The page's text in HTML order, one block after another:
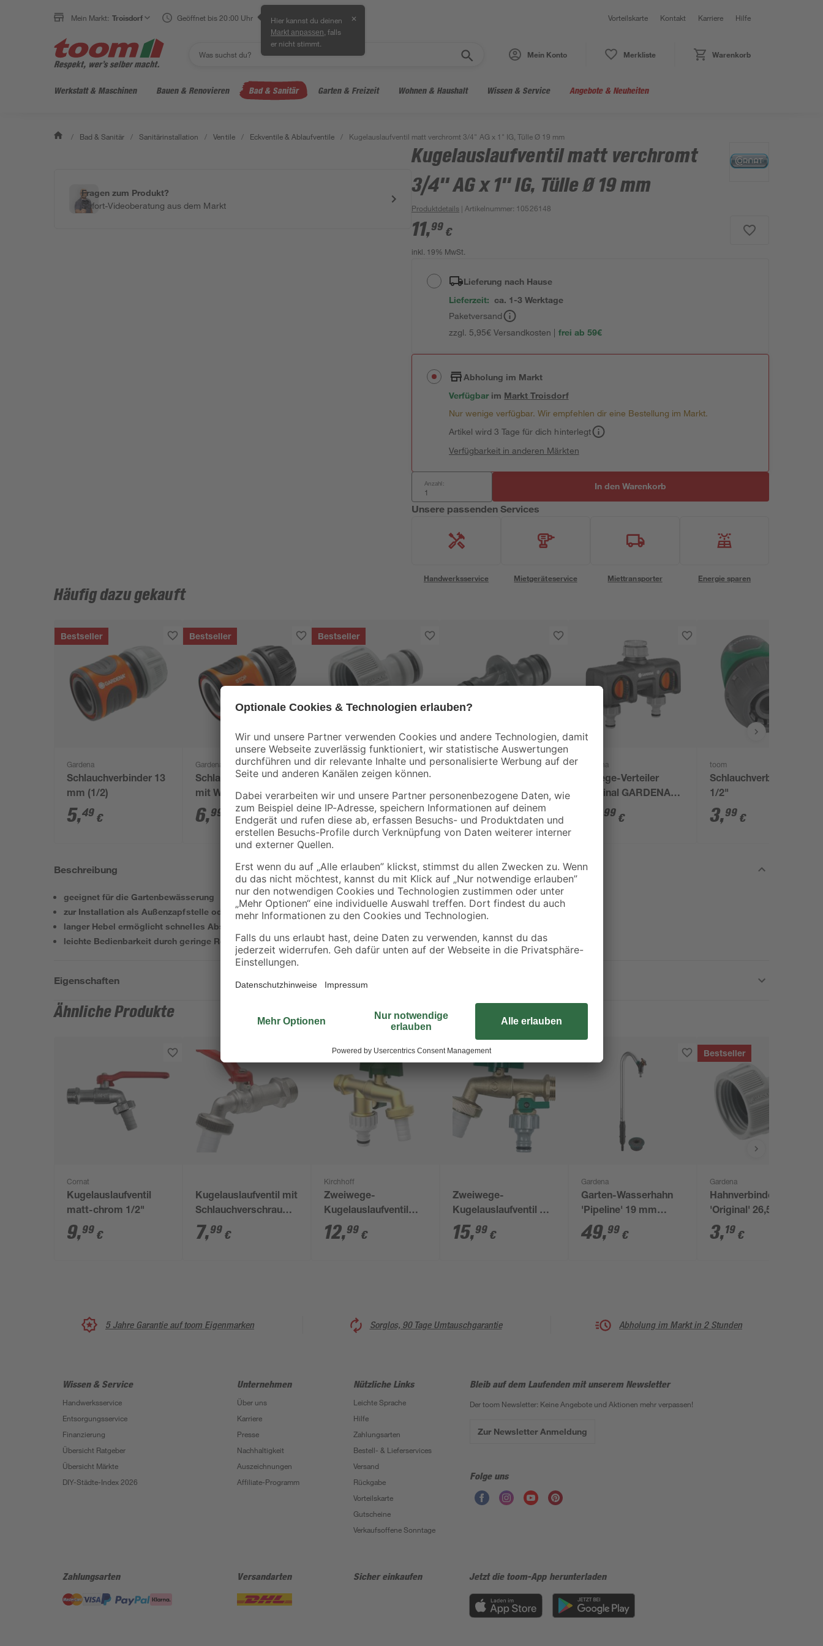
Mein Markt: Troisdorf Geöffnet bis 20:00 Uhr Hier kannst du deinen
Markt anpassen , falls
er nicht stimmt.
✕ Vorteilskarte Kontakt Karriere Hilfe
Mein Konto Merkliste Warenkorb
Werkstatt & Maschinen Bauen & Renovieren Bad & Sanitär Garten & Freizeit Wohnen & Haushalt Wissen & Service Angebote & Neuheiten
/ Bad & Sanitär / Sanitärinstallation / Ventile / Eckventile & Ablaufventile / Kugelauslaufventil matt verchromt 3/4" AG x 1" IG, Tülle Ø 19 mm
Fragen zum Produkt?
Sofort-Videoberatung aus dem Markt
Kugelauslaufventil matt verchromt
3/4" AG x 1" IG, Tülle Ø 19 mm
Produktdetails | Artikelnummer: 10526148
11,99 €
inkl. 19% MwSt.
Lieferung nach Hause
Lieferzeit: ca. 1-3 Werktage
Paketversand
zzgl. 5,95€ Versandkosten | frei ab 59€
Abholung im Markt
Verfügbar im MarktTroisdorf
Nur wenige verfügbar. Wir empfehlen dir eine Bestellung im Markt.
Artikel wird 3 Tage für dich hinterlegt
Verfügbarkeit in anderen Märkten
Anzahl: In den Warenkorb
Unsere passenden Services
Handwerksservice Mietgeräteservice Miettransporter Energie sparen
Häufig dazu gekauft
Bestseller
Gardena
Schlauchverbinder 13
mm (1/2)
5,49 €
Bestseller
Gardena
Schlauchverbinder
mit Wasserstopp 13
mm (1/2")
6,99
Bestseller
Gardena
Hahnverbinder
'Original' 26,5 mm
(3/4") grau
3,19 €
Gardena
mm (1/2")
3,29€
Gardena
2-Wege-Verteiler
'Original GARDENA
System'
99 €
toom
Schlauchverbinder
1/2"
3,99 €
Beschreibung
geeignet für die Gartenbewässerung
zur Installation als Außenzapfstelle oder an Regentonnen
langer Hebel ermöglicht schnelles Absperren des Wasserzulaufs
leichte Bedienbarkeit durch geringe Reibung beim Öffnen und Schließen
Eigenschaften
Ähnliche Produkte
Cornat
Kugelauslaufventil
matt-chrom 1/2"
9,99 €
Kugelauslaufventil mit
Schlauchverschraubung
Messing 1/2"
7,99 €
Kirchhoff
Zweiwege-
Kugelauslaufventil
Messing 1/2" AG x
3/4" AG x 3/4" AG
12,99 €
Zweiwege-
Kugelauslaufventil mit
Schlauchverschraubung
Messing 3/4"
15,99 €
Gardena
Garten-Wasserhahn
'Pipeline' 19 mm
(3/4") Aluminium
49,99 €
Bestseller
Gardena
Hahnverbinder
'Original' 26,5 mm
(3/4") grau
3,19 €
5 Jahre Garantie auf toom Eigenmarken Sorglos, 90 Tage Umtauschgarantie Abholung im Markt in 2 Stunden
Wissen & Service
Handwerksservice
Entsorgungsservice
Finanzierung
Übersicht Ratgeber
Übersicht Märkte
DIY-Städte-Index 2026
Unternehmen
Über uns
Karriere
Presse
Nachhaltigkeit
Auszeichnungen
Affiliate-Programm
Nützliche Links
Leichte Sprache
Hilfe
Zahlungsarten
Bestell- & Lieferservices
Versand
Rückgabe
Vorteilskarte
Gutscheine
Verkaufsoffene Sonntage
Bleib auf dem Laufenden mit unserem Newsletter
Der toom Newsletter: Keine Angebote und Aktionen mehr verpassen!
Zur Newsletter Anmeldung
Folge uns
Zahlungsarten Versandarten Sicher einkaufen Jetzt die toom-App herunterladen